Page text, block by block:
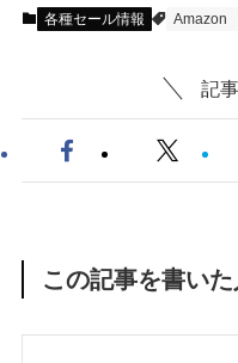
各種セール情報 Amazon
記
この記事を書いた